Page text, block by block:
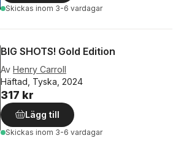
Skickas inom 3-6 vardagar
BIG SHOTS! Gold Edition
Av Henry Carroll
Häftad, Tyska, 2024
317 kr
Lägg till
Skickas inom 3-6 vardagar